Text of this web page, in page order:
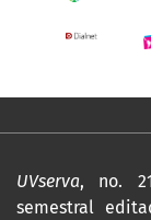
UVserva, no.
semestral